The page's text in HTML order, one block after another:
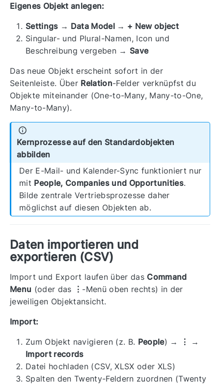
Eigenes Objekt anlegen:
Settings → Data Model → + New object
Singular- und Plural-Namen, Icon und
Beschreibung vergeben → Save
Das neue Objekt erscheint sofort in der
Seitenleiste. Über Relation-Felder verknüpfst du
Objekte miteinander (One-to-Many, Many-to-One,
Many-to-Many).
Kernprozesse auf den Standardobjekten
abbilden
Der E-Mail- und Kalender-Sync funktioniert nur
mit People, Companies und Opportunities.
Bilde zentrale Vertriebsprozesse daher
möglichst auf diesen Objekten ab.
Daten importieren und
exportieren (CSV)
Import und Export laufen über das Command
Menu (oder das ⋮ -Menü oben rechts) in der
jeweiligen Objektansicht.
Import:
Zum Objekt navigieren (z. B. People) →
⋮ →
Import records
Datei hochladen (CSV, XLSX oder XLS)
Spalten den Twenty-Feldern zuordnen (Twenty